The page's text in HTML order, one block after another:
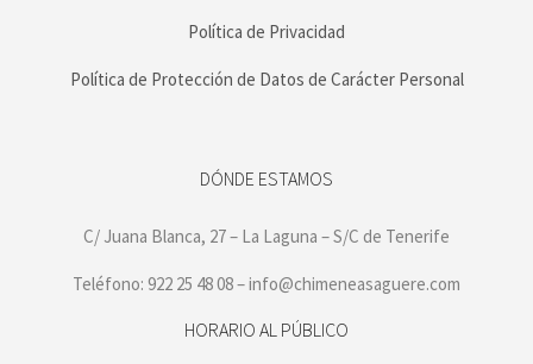
Política de Privacidad
Política de Protección de Datos de Carácter Personal
DÓNDE ESTAMOS
C/ Juana Blanca, 27 – La Laguna – S/C de Tenerife
Teléfono: 922 25 48 08 – info@chimeneasaguere.com
HORARIO AL PÚBLICO